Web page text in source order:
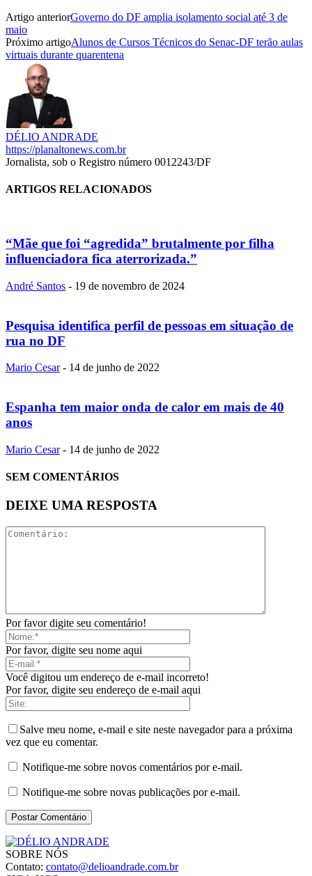
Artigo anteriorGoverno do DF amplia isolamento social até 3 de
maio
Próximo artigoAlunos de Cursos Técnicos do Senac-DF terão aulas
virtuais durante quarentena
DÉLIO ANDRADE
https://planaltonews.com.br
Jornalista, sob o Registro número 0012243/DF
ARTIGOS RELACIONADOS
“Mãe que foi “agredida” brutalmente por filha
influenciadora fica aterrorizada.”
André Santos - 19 de novembro de 2024
Pesquisa identifica perfil de pessoas em situação de
rua no DF
Mario Cesar - 14 de junho de 2022
Espanha tem maior onda de calor em mais de 40
anos
Mario Cesar - 14 de junho de 2022
SEM COMENTÁRIOS
DEIXE UMA RESPOSTA
Por favor digite seu comentário!
Por favor, digite seu nome aqui
Você digitou um endereço de e-mail incorreto!
Por favor, digite seu endereço de e-mail aqui
Salve meu nome, e-mail e site neste navegador para a próxima
vez que eu comentar.
Notifique-me sobre novos comentários por e-mail.
Notifique-me sobre novas publicações por e-mail.
SOBRE NÓS
Contato: contato@delioandrade.com.br